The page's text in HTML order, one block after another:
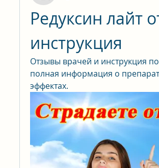
Редуксин лайт
инструкция
Отзывы врачей и инструкция
полная информация о
эффектах.